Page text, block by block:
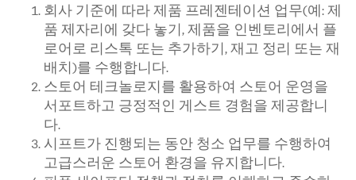
회사 기준에 따라 제품 프레젠테이션 업무(예: 제
품 제자리에 갖다 놓기, 제품을 인벤토리에서 플
로어로 리스톡 또는 추가하기, 재고 정리 또는 재
배치)를 수행합니다.
스토어 테크놀로지를 활용하여 스토어 운영을
서포트하고 긍정적인 게스트 경험을 제공합니
다.
시프트가 진행되는 동안 청소 업무를 수행하여
고급스러운 스토어 환경을 유지합니다.